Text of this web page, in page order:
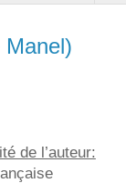
de l’auteur: